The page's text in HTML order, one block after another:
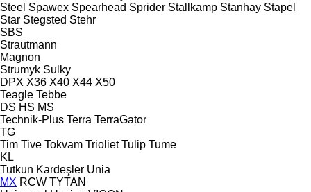
Steel Spawex Spearhead Sprider Stallkamp Stanhay Stapel
Star Stegsted Stehr
SBS
Strautmann
Magnon
Strumyk Sulky
DPX X36 X40 X44 X50
Teagle Tebbe
DS HS MS
Technik-Plus Terra TerraGator
TG
Tim Tive Tokvam Trioliet Tulip Tume
KL
Tutkun Kardeşler Unia
MX RCW TYTAN